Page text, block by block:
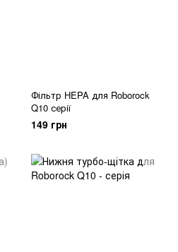
Фільтр HEPA для Roborock
Q10 серії
149 грн